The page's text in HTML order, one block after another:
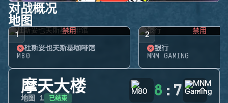
对战概况
地图
1 禁用
杜斯妥也夫斯基咖啡馆
M80
2 禁用
银行
MNM GAMING
摩天大楼
地图 1 已结束 8 : 7